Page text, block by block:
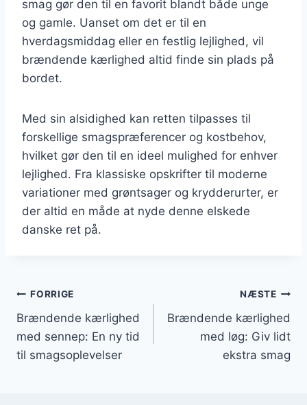
smag gør den til en favorit blandt både unge
og gamle. Uanset om det er til en
hverdagsmiddag eller en festlig lejlighed, vil
brændende kærlighed altid finde sin plads på
bordet.
Med sin alsidighed kan retten tilpasses til
forskellige smagspræferencer og kostbehov,
hvilket gør den til en ideel mulighed for enhver
lejlighed. Fra klassiske opskrifter til moderne
variationer med grøntsager og krydderurter, er
der altid en måde at nyde denne elskede
danske ret på.
Indlægsnavigation
FORRIGE
Brændende kærlighed
med sennep: En ny tid
til smagsoplevelser
NÆSTE
Brændende kærlighed
med løg: Giv lidt
ekstra smag